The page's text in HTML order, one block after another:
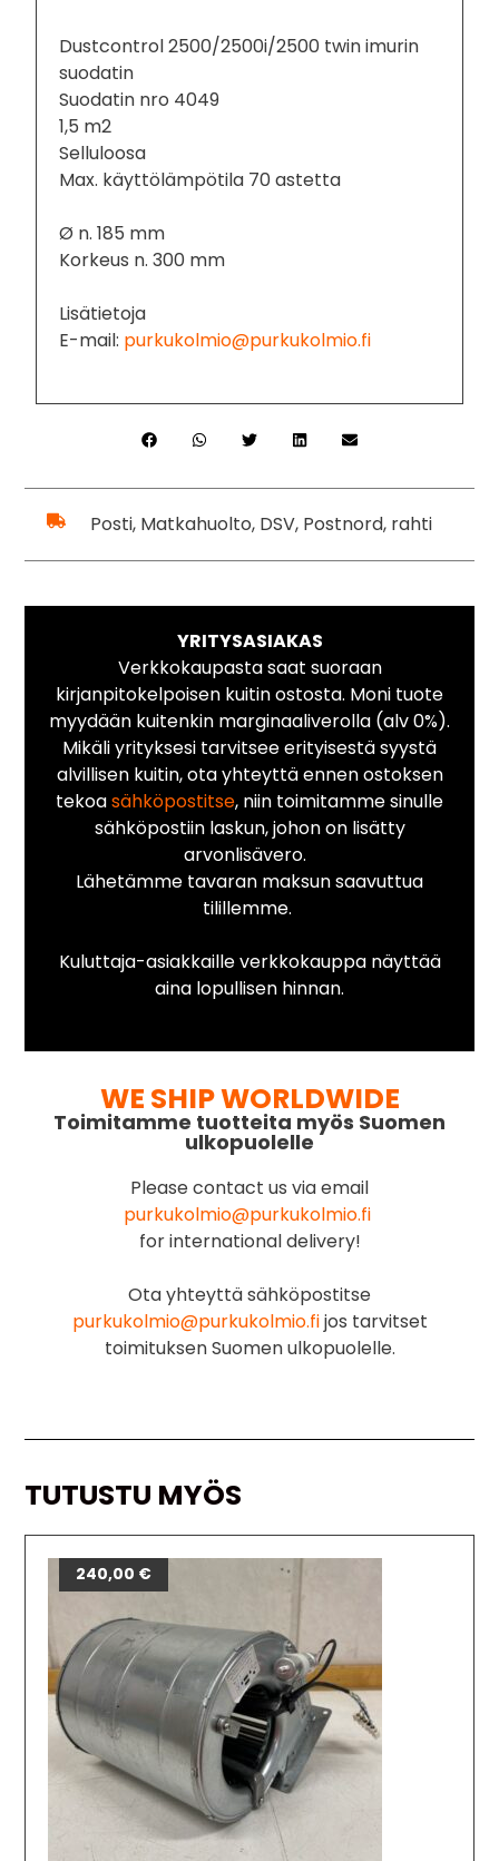
Dustcontrol 2500/2500i/2500 twin imurin
suodatin
Suodatin nro 4049
1,5 m2
Selluloosa
Max. käyttölämpötila 70 astetta
Ø n. 185 mm
Korkeus n. 300 mm
Lisätietoja
E-mail: purkukolmio@purkukolmio.fi
Posti, Matkahuolto, DSV, Postnord, rahti
YRITYSASIAKAS
Verkkokaupasta saat suoraan
kirjanpitokelpoisen kuitin ostosta. Moni tuote
myydään kuitenkin marginaaliverolla (alv 0%).
Mikäli yrityksesi tarvitsee erityisestä syystä
alvillisen kuitin, ota yhteyttä ennen ostoksen
tekoasähköpostitse, niin toimitamme sinulle
sähköpostiin laskun, johon on lisätty
arvonlisävero.
Lähetämme tavaran maksun saavuttua
tilillemme.
Kuluttaja-asiakkaille verkkokauppa näyttää
aina lopullisen hinnan.
WE SHIP WORLDWIDE
Toimitamme tuotteita myös Suomen
ulkopuolelle
Please contact us via email
purkukolmio@purkukolmio.fi
for international delivery!
Ota yhteyttä sähköpostitse
purkukolmio@purkukolmio.fijos tarvitset
toimituksen Suomen ulkopuolelle.
TUTUSTU MYÖS
240,00 €